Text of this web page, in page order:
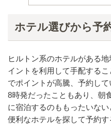
ホテル選びから予
ヒルトン系のホテルがある
イントを利用して手配する
でポイントが高騰、予約し
8時発だったこともあり、朝
に宿泊するのももったいな
便利なホテルを探して予約す